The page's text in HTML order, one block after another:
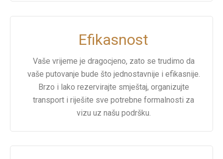
Efikasnost
Vaše vrijeme je dragocjeno, zato se trudimo da
vaše putovanje bude što jednostavnije i efikasnije.
Brzo i lako rezervirajte smještaj, organizujte
transport i riješite sve potrebne formalnosti za
vizu uz našu podršku.